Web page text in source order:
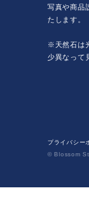
写真や商品
たします。
※天然石は
少異なって
プライバシー
© Blossom